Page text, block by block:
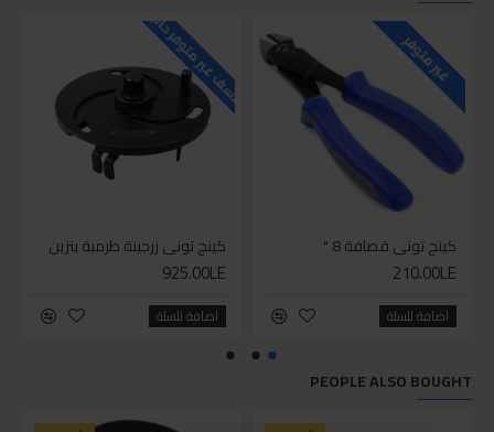
غير متوفر
كينج توني قصافة 8 "
210.00LE
اضافة للسلة
للاسف غير متوفر حاليا
كينج توني زرجينة طرمبة بنزين
925.00LE
اضافة للسلة
PEOPLE ALSO BOUGHT